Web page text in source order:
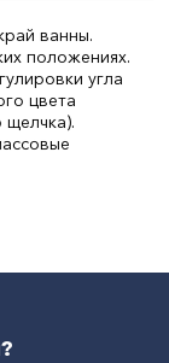
ванны.
положениях.
угла
цвета
щелчка).